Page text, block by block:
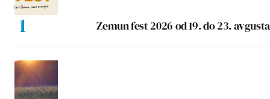
Zemun fest 2026 od 19. do 23. avgusta